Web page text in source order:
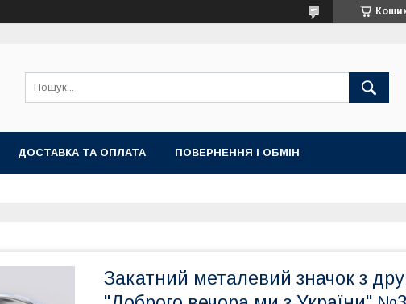
ДОСТАВКА ТА ОПЛАТА ПОВЕРНЕННЯ І ОБМІН
Закатний металевий значок з